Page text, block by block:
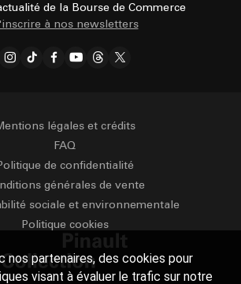
de la Bourse de Commerce
à nos newsletters
légales et crédits
FAQ
de confidentialité
générales de vente
sociale et environnementale
Politique cookies
nos partenaires, des cookies pour
visant à évaluer le trafic sur notre